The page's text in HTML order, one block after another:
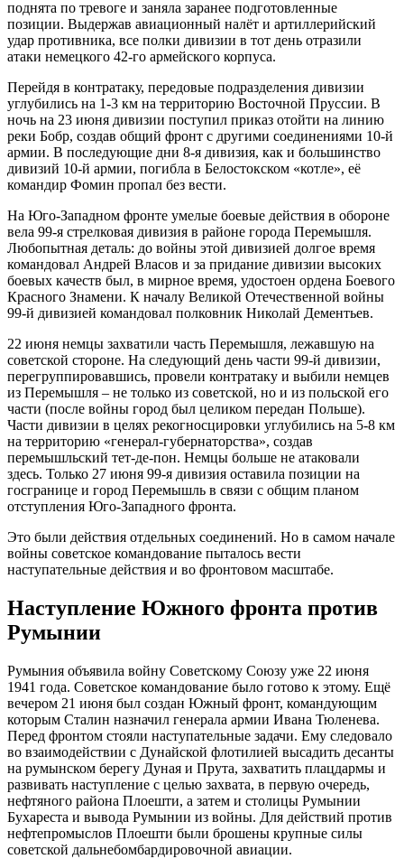
поднята по тревоге и заняла заранее подготовленные
позиции. Выдержав авиационный налёт и артиллерийский
удар противника, все полки дивизии в тот день отразили
атаки немецкого 42-го армейского корпуса.
Перейдя в контратаку, передовые подразделения дивизии
углубились на 1-3 км на территорию Восточной Пруссии. В
ночь на 23 июня дивизии поступил приказ отойти на линию
реки Бобр, создав общий фронт с другими соединениями 10-й
армии. В последующие дни 8-я дивизия, как и большинство
дивизий 10-й армии, погибла в Белостокском «котле», её
командир Фомин пропал без вести.
На Юго-Западном фронте умелые боевые действия в обороне
вела 99-я стрелковая дивизия в районе города Перемышля.
Любопытная деталь: до войны этой дивизией долгое время
командовал Андрей Власов и за придание дивизии высоких
боевых качеств был, в мирное время, удостоен ордена Боевого
Красного Знамени. К началу Великой Отечественной войны
99-й дивизией командовал полковник Николай Дементьев.
22 июня немцы захватили часть Перемышля, лежавшую на
советской стороне. На следующий день части 99-й дивизии,
перегруппировавшись, провели контратаку и выбили немцев
из Перемышля – не только из советской, но и из польской его
части (после войны город был целиком передан Польше).
Части дивизии в целях рекогносцировки углубились на 5-8 км
на территорию «генерал-губернаторства», создав
перемышльский тет-де-пон. Немцы больше не атаковали
здесь. Только 27 июня 99-я дивизия оставила позиции на
госгранице и город Перемышль в связи с общим планом
отступления Юго-Западного фронта.
Это были действия отдельных соединений. Но в самом начале
войны советское командование пыталось вести
наступательные действия и во фронтовом масштабе.
Наступление Южного фронта против
Румынии
Румыния объявила войну Советскому Союзу уже 22 июня
1941 года. Советское командование было готово к этому. Ещё
вечером 21 июня был создан Южный фронт, командующим
которым Сталин назначил генерала армии Ивана Тюленева.
Перед фронтом стояли наступательные задачи. Ему следовало
во взаимодействии с Дунайской флотилией высадить десанты
на румынском берегу Дуная и Прута, захватить плацдармы и
развивать наступление с целью захвата, в первую очередь,
нефтяного района Плоешти, а затем и столицы Румынии
Бухареста и вывода Румынии из войны. Для действий против
нефтепромыслов Плоешти были брошены крупные силы
советской дальнебомбардировочной авиации.